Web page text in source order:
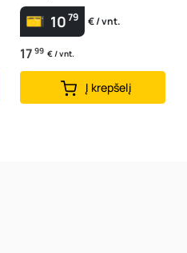
1079 € / vnt.
17 99 € / vnt.
Į krepšelį